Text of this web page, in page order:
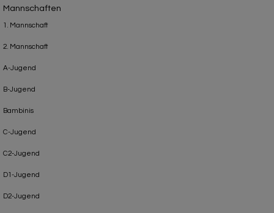
Mannschaften
1. Mannschaft
2. Mannschaft
A-Jugend
B-Jugend
Bambinis
C-Jugend
C2-Jugend
D1-Jugend
D2-Jugend